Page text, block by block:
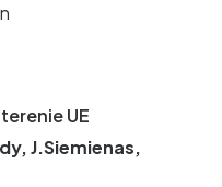
UE
J.Siemienas,